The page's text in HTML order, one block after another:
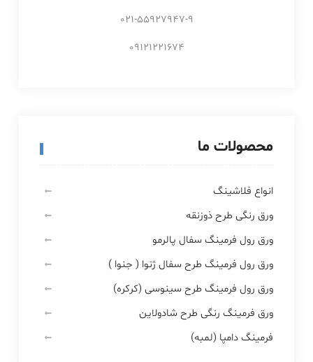
021-55927947-9
09121221674
محصولات ما
انواع فلاشینگ
ورق رنگی طرح ذوزنقه
ورق رول فرمینگ سفال پالرمو
ورق رول فرمینگ طرح سفال ژنوا ( جنوا )
ورق رول فرمینگ طرح سینوسی (کرکره)
ورق فرمینگ رنگی طرح شادولاین
فرمینگ دامپا (لمبه)